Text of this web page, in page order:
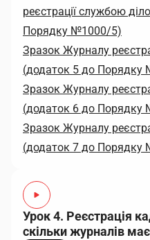
реєстрації службою
Порядку №1000/5)
Зразок Журналу
(додаток 5 до Порядку
Зразок Журналу
(додаток 6 до Порядку
Зразок Журналу
(додаток 7 до Порядку
Урок 4. Реєстрація
скільки журналів